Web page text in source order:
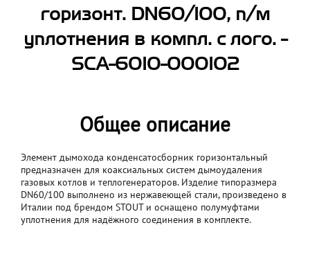
горизонт. DN60/100, п/м
уплотнения в компл. с лого. -
SCA-6010-000102
Общее описание
Элемент дымохода конденсатосборник горизонтальный
предназначен для коаксиальных систем дымоудаления
газовых котлов и теплогенераторов. Изделие типоразмера
DN60/100 выполнено из нержавеющей стали, произведено в
Италии под брендом STOUT и оснащено полумуфтами
уплотнения для надёжного соединения в комплекте.